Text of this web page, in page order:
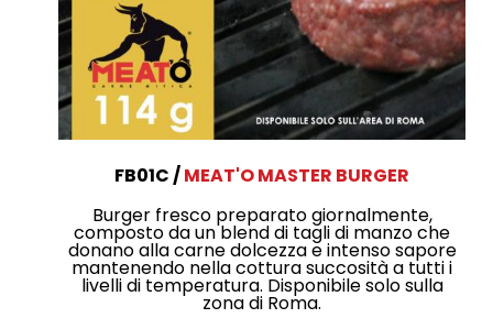
FB01C
MEAT'O MASTER BURGER
Burger fresco preparato giornalmente,
composto da un blend di tagli di manzo che
donano alla carne dolcezza e intenso sapore
mantenendo nella cottura succosità a tutti i
livelli di temperatura. Disponibile solo sulla
zona di Roma.